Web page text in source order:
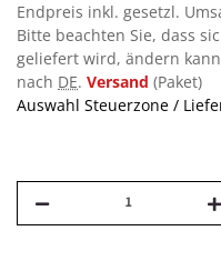
Endpreis inkl. gesetzl.
Bitte beachten Sie, dass
geliefert wird, ändern
nach DE. Versand (Paket)
Auswahl Steuerzone /